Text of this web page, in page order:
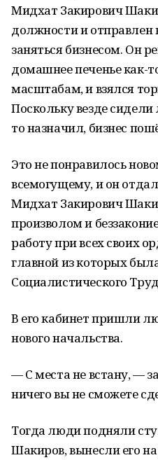
Мидхат Закирович
должности и
заняться бизнесом. Он
домашнее печенье как-
масштабам, и взялся
Поскольку везде
то назначил, бизнес
Это не понравилось
всемогущему, и он
Мидхат Закирович
произволом и
работу при всех своих
главной из которых
Социалистического
В его кабинет пришли
нового начальства.
— С места не встану, —
ничего вы не сможете
Тогда люди подняли
Шакиров, вынесли его